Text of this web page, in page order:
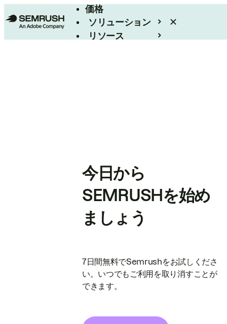
価格
ソリューション
リソース
今日から
SEMRUSHを始め
ましょう
7日間無料でSemrushをお試しくださ
い。いつでもご利用を取り消すことが
できます。